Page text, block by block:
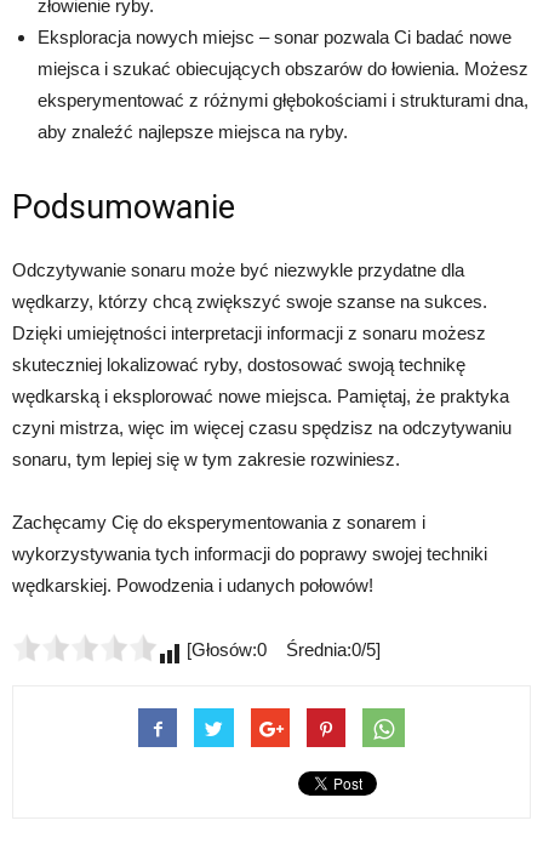
złowienie ryby.
Eksploracja nowych miejsc – sonar pozwala Ci badać nowe
miejsca i szukać obiecujących obszarów do łowienia. Możesz
eksperymentować z różnymi głębokościami i strukturami dna,
aby znaleźć najlepsze miejsca na ryby.
Podsumowanie
Odczytywanie sonaru może być niezwykle przydatne dla
wędkarzy, którzy chcą zwiększyć swoje szanse na sukces.
Dzięki umiejętności interpretacji informacji z sonaru możesz
skuteczniej lokalizować ryby, dostosować swoją technikę
wędkarską i eksplorować nowe miejsca. Pamiętaj, że praktyka
czyni mistrza, więc im więcej czasu spędzisz na odczytywaniu
sonaru, tym lepiej się w tym zakresie rozwiniesz.
Zachęcamy Cię do eksperymentowania z sonarem i
wykorzystywania tych informacji do poprawy swojej techniki
wędkarskiej. Powodzenia i udanych połowów!
[Głosów:0 Średnia:0/5]